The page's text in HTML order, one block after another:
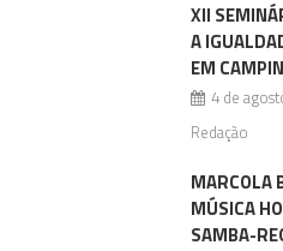
XII
A
EM
4 de
Redação
MARCOLA
MÚSICA
SAMBA-